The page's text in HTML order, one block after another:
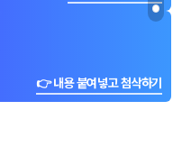
👉 내용 붙여넣고 첨삭하기